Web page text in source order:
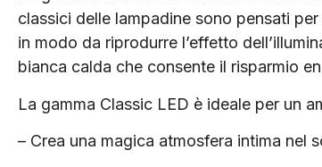
classici delle lampadine sono pensati
in modo da riprodurre l’effetto
bianca calda che consente il risparmio
La gamma Classic LED è ideale per un
– Crea una magica atmosfera intima nel